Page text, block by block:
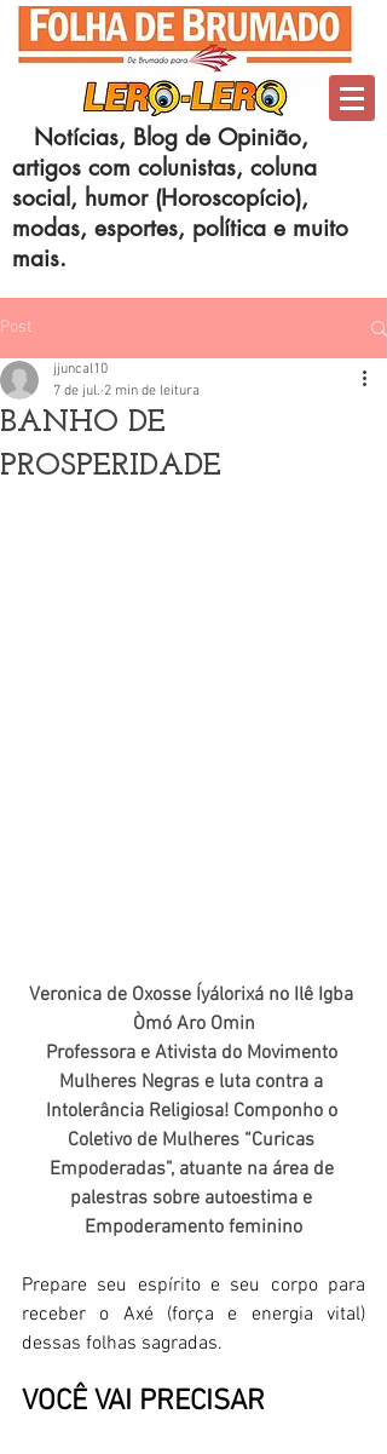
Notícias, Blog de Opinião,
artigos com colunistas, coluna
social, humor (Horoscopício),
modas, esportes, política e muito
mais.
Post
BANHO DE
PROSPERIDADE
jjuncal10
7 de jul. 2 min de leitura
Veronica de Oxosse Íyálorixá no Ilê Igba
Òmó Aro Omin
Professora e Ativista do Movimento
Mulheres Negras e luta contra a
Intolerância Religiosa! Componho o
Coletivo de Mulheres “Curicas
Empoderadas”, atuante na área de
palestras sobre autoestima e
Empoderamento feminino
Prepare seu espírito e seu corpo para
receber o Axé (força e energia vital)
dessas folhas sagradas.
VOCÊ VAI PRECISAR